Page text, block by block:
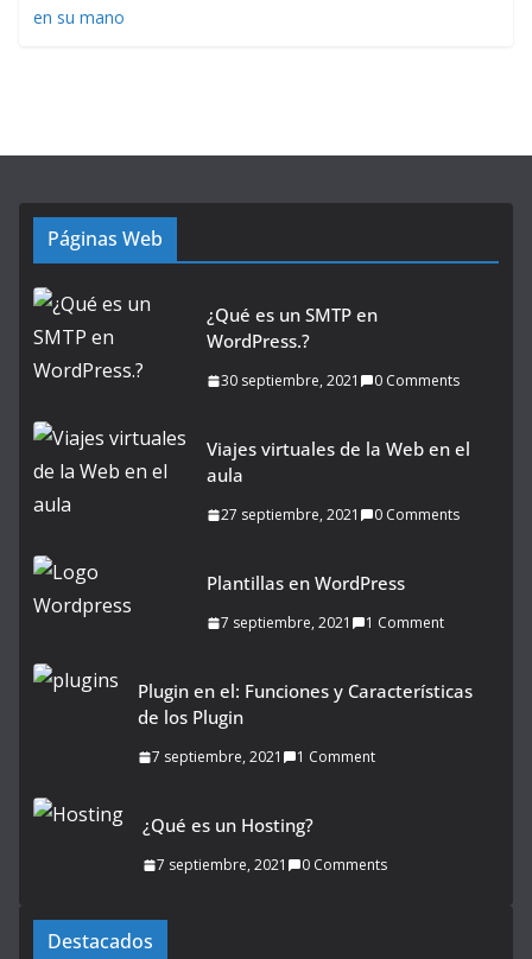
Páginas Web
¿Qué es un SMTP en
WordPress.?
30 septiembre, 2021 0 Comments
Viajes virtuales de la Web en el
aula
27 septiembre, 2021 0 Comments
Plantillas en WordPress
7 septiembre, 2021 1 Comment
Plugin en el: Funciones y Características
de los Plugin
7 septiembre, 2021 1 Comment
¿Qué es un Hosting?
7 septiembre, 2021 0 Comments
Destacados